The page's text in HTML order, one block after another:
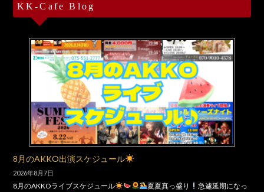
KK-Cafe Blog
8月のAKKO出演スケジュール
2026年8月7日
8月のAKKOライブスケジュール 夏夏真っ盛り
急遽延期になっ